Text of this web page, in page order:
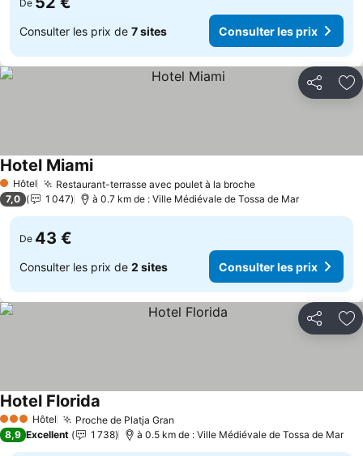
De
Consulter les prix de 7 sites Consulter les prix
Partager
1 Étoiles
Hôtel Restaurant-terrasse avec poulet à la brocheConsulter les prix
Hotel MiamiConsulter les prix
7,0 1 047 à 0.7 km de : Ville Médiévale de Tossa de Mar
De 43 €
Consulter les prix de 2 sites Consulter les prix
Partager
3 ÉtoilesHôtel Proche de Platja Gran
Hotel Florida
8,9 Excellent 1 738 à 0.5 km de : Ville Médiévale de Tossa de Mar